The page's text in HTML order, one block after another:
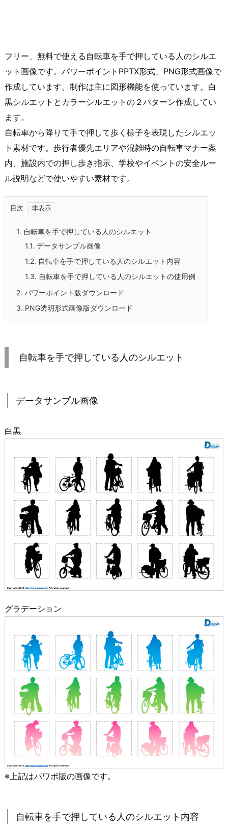
フリー、無料で使える自転車を手で押している人のシルエ
ット画像です。パワーポイントPPTX形式、PNG形式画像で
作成しています。制作は主に図形機能を使っています。白
黒シルエットとカラーシルエットの２パターン作成してい
ます。
自転車から降りて手で押して歩く様子を表現したシルエッ
ト素材です。歩行者優先エリアや混雑時の自転車マナー案
内、施設内での押し歩き指示、学校やイベントの安全ルー
ル説明などで使いやすい素材です。
目次
1. 自転車を手で押している人のシルエット
1.1. データサンプル画像
1.2. 自転車を手で押している人のシルエット内容
1.3. 自転車を手で押している人のシルエットの使用例
2. パワーポイント版ダウンロード
3. PNG透明形式画像版ダウンロード
自転車を手で押している人のシルエット
データサンプル画像
白黒
グラデーション
※上記はパワポ版の画像です。
自転車を手で押している人のシルエット内容